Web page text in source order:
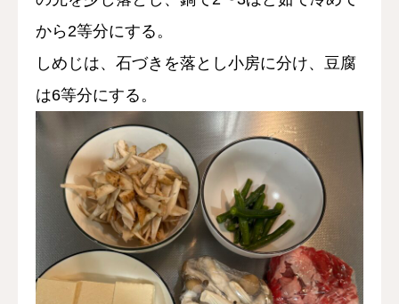
から2等分にする。
しめじは、石づきを落とし小房に分け、豆腐
は6等分にする。